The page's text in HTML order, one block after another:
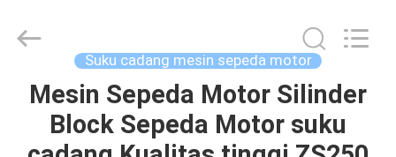
RUMAH
PRODUK
Spare
Parts
Reserved.
Suku cadang mesin sepeda motor
Mesin Sepeda Motor Silinder
Block Sepeda Motor suku